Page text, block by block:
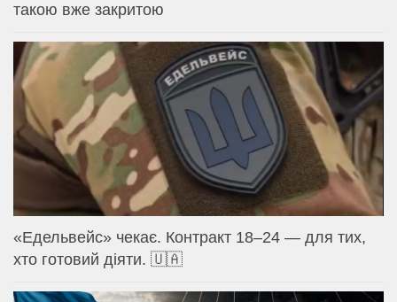
такою вже закритою
«Едельвейс» чекає. Контракт 18–24 — для тих,
хто готовий діяти. 🇺🇦